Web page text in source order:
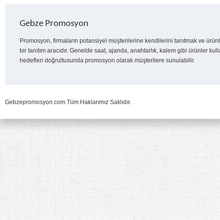
Gebze Promosyon
Promosyon, firmaların potansiyel müşterilerine kendilerini tanıtmak ve
bir tanıtım aracıdır. Genelde saat, ajanda, anahtarlık, kalem gibi ürünler
hedefleri doğrultusunda promosyon olarak müşterilere sunulabilir.
Gebzepromosyon.com Tüm Haklarımız Saklıdır.